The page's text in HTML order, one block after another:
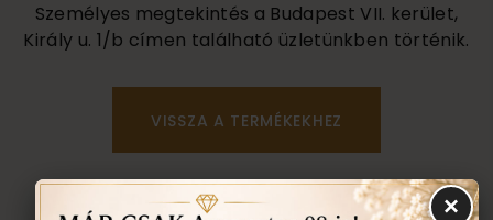
Személyes megtekintés a Budapest VII. kerület,
Király u. 1/b címen található üzletünkben történik.
VISSZA A TERMÉKEKHEZ
EGYEZTETÉS ×